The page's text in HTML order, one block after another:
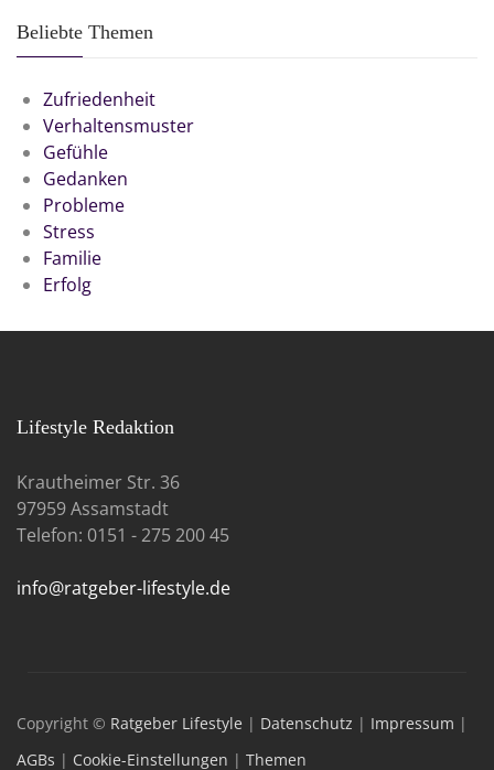
Beliebte Themen
Zufriedenheit
Verhaltensmuster
Gefühle
Gedanken
Probleme
Stress
Familie
Erfolg
Lifestyle Redaktion
Krautheimer Str. 36
97959 Assamstadt
Telefon: 0151 - 275 200 45
info@ratgeber-lifestyle.de
Copyright © Ratgeber Lifestyle | Datenschutz | Impressum |
AGBs | Cookie-Einstellungen | Themen